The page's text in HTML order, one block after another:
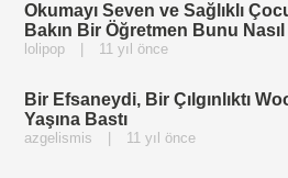
Okumayı Seven ve Sağlıklı
Bakın Bir Öğretmen Bunu
lolipop 11 yıl önce
Bir Efsaneydi, Bir Çılgınlıktı
Yaşına Bastı
azgelismis 11 yıl önce